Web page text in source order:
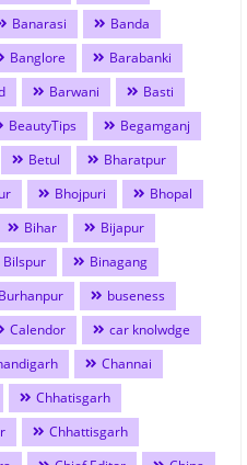
Banarasi
Banda
Banglore
Barabanki
Barwani
Basti
BeautyTips
Begamganj
Betul
Bharatpur
Bhojpuri
Bhopal
Bihar
Bijapur
Bilspur
Binagang
Burhanpur
buseness
Calendor
car knolwdge
Channai
Chhatisgarh
Chhattisgarh